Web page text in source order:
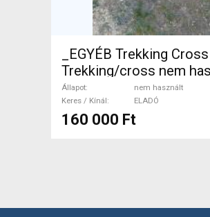
_EGYÉB Trekking Cross
Trekking/cross nem
ELADÓ
Állapot
nem használt
Keres / Kínál
ELADÓ
160 000 Ft